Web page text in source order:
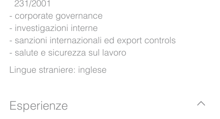
231/2001
corporate governance
investigazioni interne
sanzioni internazionali ed export controls
salute e sicurezza sul lavoro
Lingue straniere: inglese
Esperienze